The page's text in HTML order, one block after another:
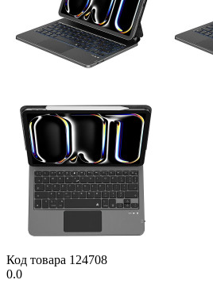
Код товара 124708
0.0